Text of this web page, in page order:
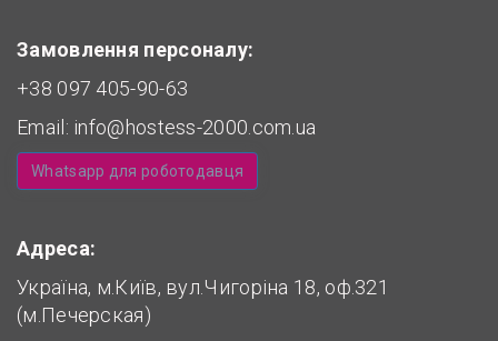
Замовлення персоналу:
+38 097 405-90-63
Email: info@hostess-2000.com.ua
Whatsapp для роботодавця
Адреса:
Україна, м.Київ, вул.Чигоріна 18, оф.321
(м.Печерская)